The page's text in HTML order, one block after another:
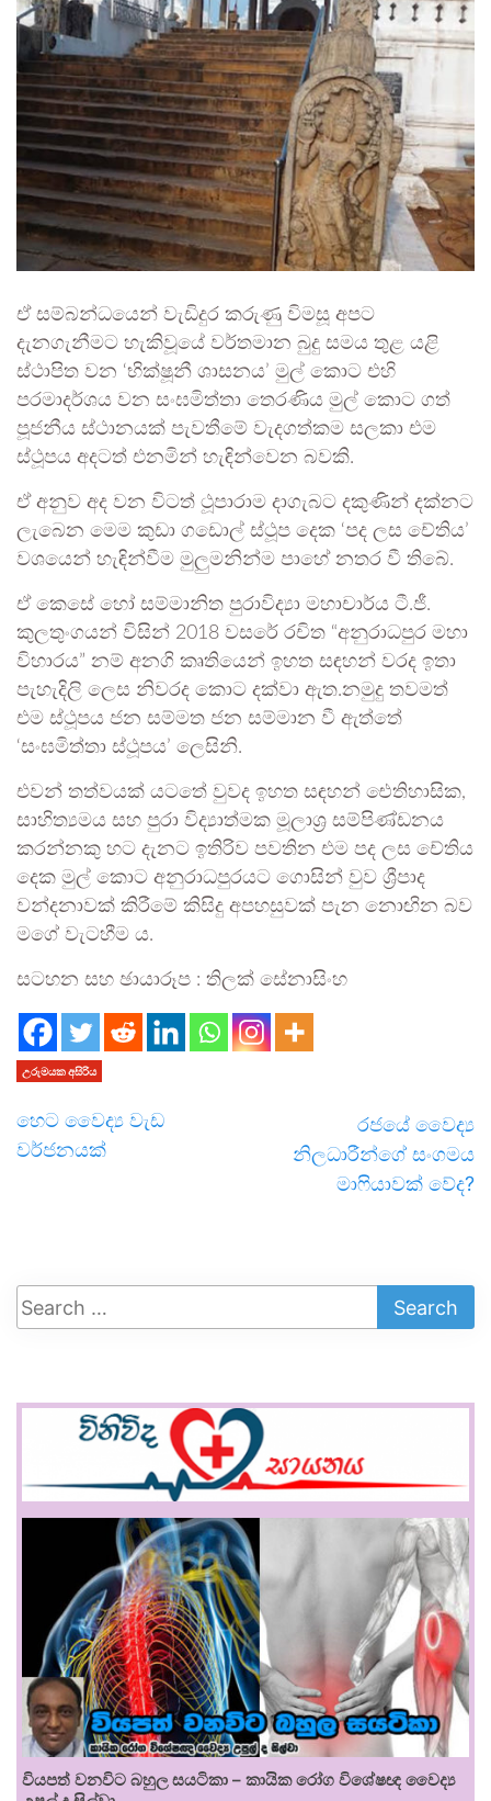
ඒ සම්බන්ධයෙන් වැඩිදුර කරුණු විමසූ අපට
දැනගැනීමට හැකිවූයේ වර්තමාන බුදු සමය තුළ යළි
ස්ථාපිත වන ‘භික්ෂූනී ශාසනය’ මුල් කොට එහි
පරමාදර්ශය වන සංඝමිත්තා තෙරණිය මුල් කොට ගත්
පූජනීය ස්ථානයක් පැවතීමේ වැදගත්කම සලකා එම
ස්ථූපය අදටත් එනමින් හැඳින්වෙන බවකි.
ඒ අනුව අද වන විටත් ථූපාරාම දාගැබට දකුණින් දක්නට
ලැබෙන මෙම කුඩා ගඩොල් ස්ථූප දෙක ‘පද ලස චේතිය’
වශයෙන් හැඳින්වීම මුලුමනින්ම පාහේ නතර වී තිබේ.
ඒ කෙසේ හෝ සම්මානිත පුරාවිද්‍යා මහාචාර්ය ටී.ජී.
කුලතුංගයන් විසින් 2018 වසරේ රචිත “අනුරාධපුර මහා
විහාරය” නම් අනගි කෘතියෙන් ඉහත සඳහන් වරද ඉතා
පැහැදිලි ලෙස නිවරද කොට දක්වා ඇත.නමුදු තවමත්
එම ස්ථූපය ජන සම්මත ජන සම්මාන වී ඇත්තේ
‘සංඝමිත්තා ස්ථූපය’ ලෙසිනි.
එවන් තත්වයක් යටතේ වුවද ඉහත සඳහන් ඓතිහාසික,
සාහිත්‍යමය සහ පුරා විද්‍යාත්මක මූලාශ්‍ර සම්පිණ්ඩනය
කරන්නකු හට දැනට ඉතිරිව පවතින එම පද ලස චේතිය
දෙක මුල් කොට අනුරාධපුරයට ගොසින් වුව ශ්‍රීපාද
වන්දනාවක් කිරීමේ කිසිදු අපහසුවක් පැන නොඟින බව
මගේ වැටහීම ය.
සටහන සහ ඡායාරූප : තිලක් සේනාසිංහ
උරුමයක අසිරිය
හෙට වෛද්‍ය වැඩ
වර්ජනයක්
රජයේ වෛද්‍ය
නිලධාරීන්ගේ සංගමය
මාෆියාවක් වේද?
වියපත් වනවිට බහුල සයටිකා – කායික රෝග විශේෂඥ වෛද්‍ය